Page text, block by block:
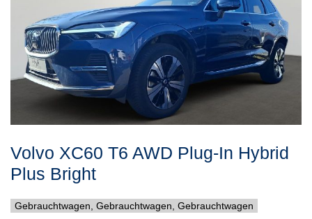
Volvo XC60 T6 AWD Plug-In Hybrid
Plus Bright
Gebrauchtwagen, Gebrauchtwagen, Gebrauchtwagen